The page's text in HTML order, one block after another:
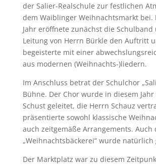
der Salier-Realschule zur festlichen
dem Waiblinger Weihnachtsmarkt bei.
Jahr eröffnete zunächst die
Leitung von Herrn Bürkle den Auftritt
begeisterte mit einer
aus modernen (Weihnachts-)liedern.
Im Anschluss betrat der Schulchor
Bühne. Der Chor wurde in diesem Jahr
Schust geleitet, die Herrn Schauz
präsentierte sowohl klassische
auch zeitgemäße Arrangements. Auch
„Weihnachtsbäckerei“ wurde natürlich
Der Marktplatz war zu diesem